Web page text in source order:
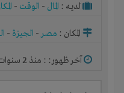
لديـه : المال - الوقت -
المكان : مصر- الجيزة -
آخر ظهور: : منذ 2 سنوات